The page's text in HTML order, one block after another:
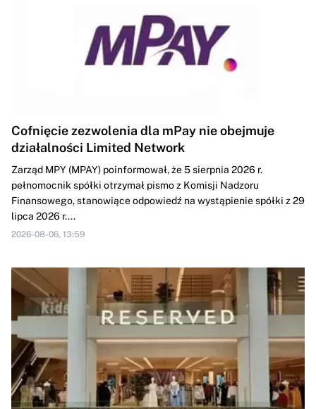
Cofnięcie zezwolenia dla mPay nie obejmuje
działalności Limited Network
Zarząd MPY (MPAY) poinformował, że 5 sierpnia 2026 r.
pełnomocnik spółki otrzymał pismo z Komisji Nadzoru
Finansowego, stanowiące odpowiedź na wystąpienie spółki z 29
lipca 2026 r....
2026-08-06, 13:59